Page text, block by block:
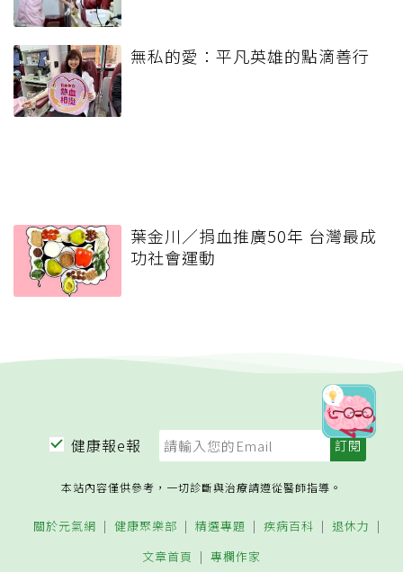
無私的愛：平凡英雄的點滴善行
葉金川／捐血推廣50年 台灣最成
功社會運動
健康報e報
本站內容僅供參考，一切診斷與治療請遵從醫師指導。
關於元氣網 健康聚樂部 精選專題 疾病百科
退休力
文章首頁
專欄作家